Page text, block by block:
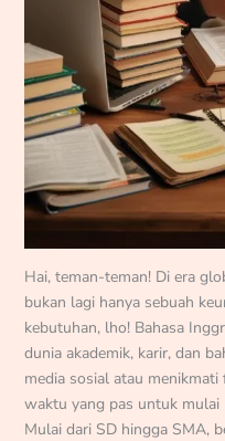
Hai, teman-teman! Di era
bukan lagi hanya sebuah
kebutuhan, lho! Bahasa
dunia akademik, karir, dan
media sosial atau
waktu yang pas untuk mulai
Mulai dari SD hingga SMA,